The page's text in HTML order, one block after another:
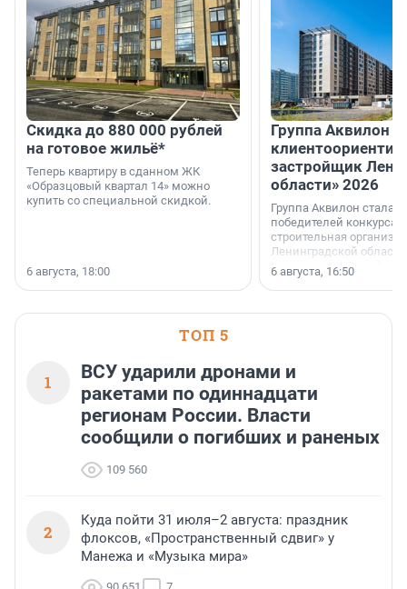
Скидка до 880 000 рублей
на готовое жильё*
Теперь квартиру в сданном ЖК
«Образцовый квартал 14» можно
купить со специальной скидкой.
6 августа, 18:00
Группа Аквилон
застройщик
области» 2026
Группа Аквилон стала
победителей конкурса
строительная
Ленинградской области
номинации «Самый
застройщик
области».
6 августа, 16:50
ТОП 5
1
ВСУ ударили дронами и
ракетами по одиннадцати
регионам России. Власти
сообщили о погибших и раненых
109 560
2
Куда пойти 31 июля–2 августа: праздник
флоксов, «Пространственный сдвиг» у
Манежа и «Музыка мира»